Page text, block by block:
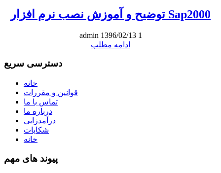
توضیح و آموزش نصب نرم افزار Sap2000
admin 1396/02/13 1
ادامه مطلب
دسترسی سریع
خانه
قوانین و مقررات
تماس با ما
درباره ما
درآمدزایی
شکایات
خانه
پیوند های مهم